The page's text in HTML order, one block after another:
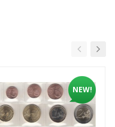
NEW!